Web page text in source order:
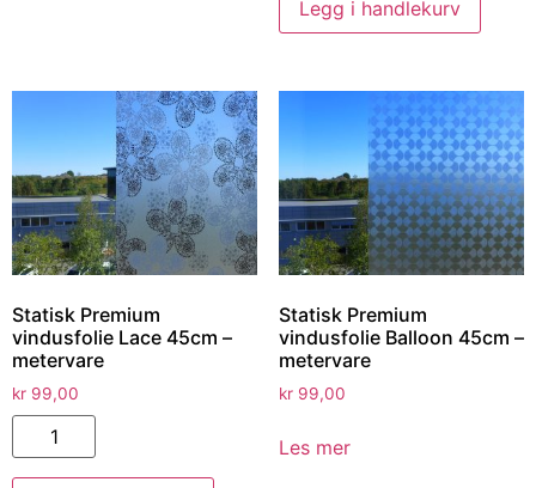
Legg i handlekurv
Statisk Premium
vindusfolie Lace 45cm –
metervare
kr 99,00
Statisk Premium
vindusfolie Balloon 45cm –
metervare
kr99,00
Les mer